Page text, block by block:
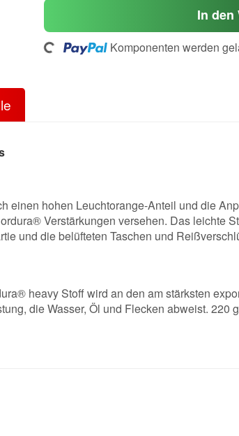
In den
Loading... Komponenten werden
einen hohen Leuchtorange-Anteil und die
Verstärkungen versehen. Das leichte
und die belüfteten Taschen und
heavy Stoff wird an den am stärksten
die Wasser, Öl und Flecken abweist. 220